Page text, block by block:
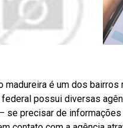
é um dos
possui diversas
se precisar de